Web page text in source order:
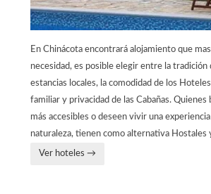
En Chinácota encontrará alojamiento que
necesidad, es posible elegir entre la tradición
estancias locales, la comodidad de los
familiar y privacidad de las Cabañas. Quienes
más accesibles o deseen vivir una
naturaleza, tienen como alternativa Hostales
Ver hoteles →